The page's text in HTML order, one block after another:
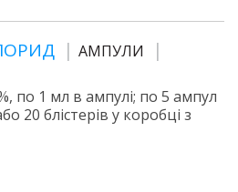
АМПУЛИ
по 1 мл в ампулі; по 5 ампул
20 блістерів у коробці з